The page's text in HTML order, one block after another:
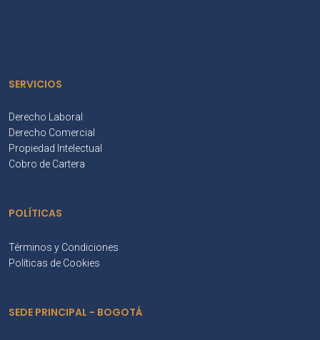
SERVICIOS
Derecho Laboral
Derecho Comercial
Propiedad Intelectual
Cobro de Cartera
POLÍTICAS
Términos y Condiciones
Políticas de Cookies
SEDE PRINCIPAL - BOGOTÁ